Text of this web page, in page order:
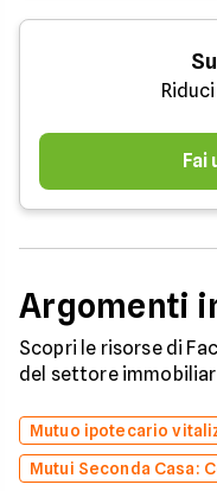
Fai
Argomenti
Scopri le risorse di
del settore
Mutuo ipotecario
Mutui Seconda Casa: